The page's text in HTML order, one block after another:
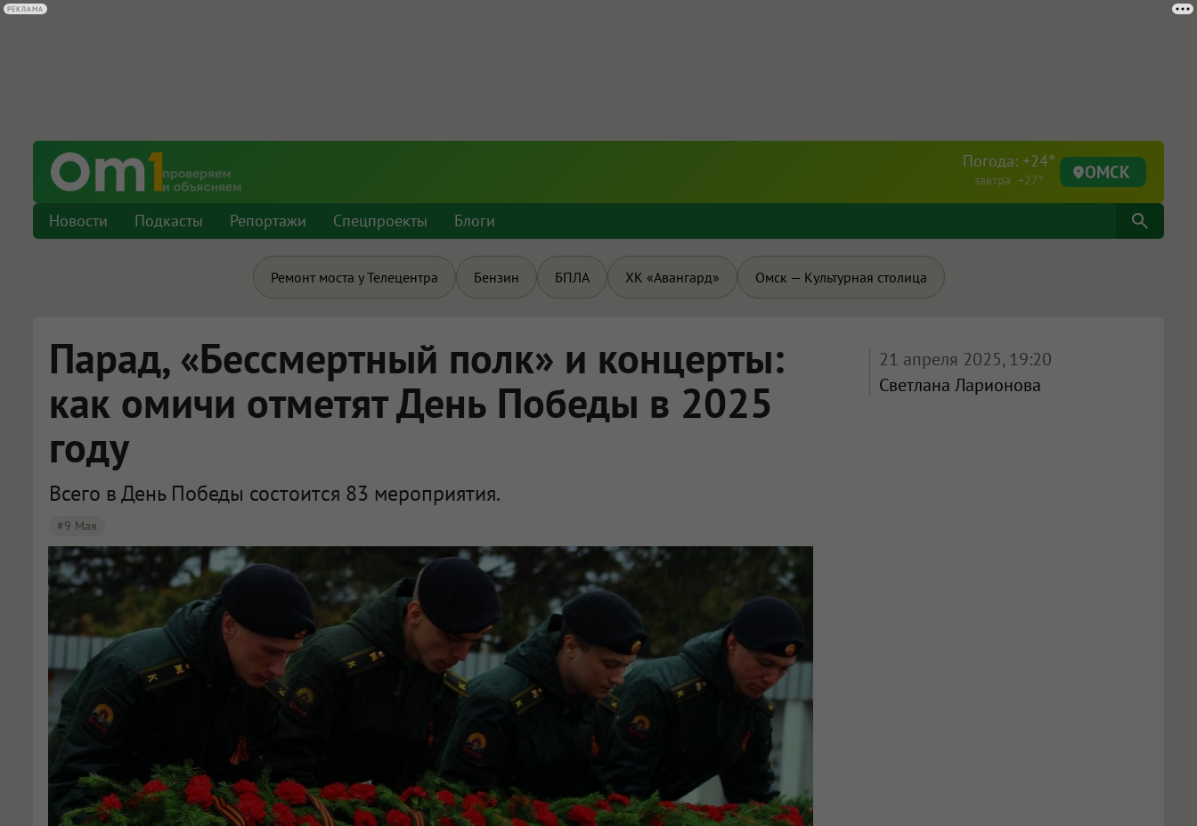
Погода: +24°
завтра +27° ОМСК
Новости Подкасты Репортажи Спецпроекты Блоги
Ремонт моста у Телецентра Бензин БПЛА ХК «Авангард» Омск — Культурная столица
Парад, «Бессмертный полк» и концерты:
как омичи отметят День Победы в 2025
году
Всего в День Победы состоится 83 мероприятия.
#9 Мая
21 апреля 2025, 19:20
Светлана Ларионова
РЕКЛАМА